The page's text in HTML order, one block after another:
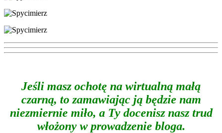
Jeśli masz ochotę na wirtualną małą
czarną, to zamawiając ją będzie nam
niezmiernie miło, a Ty docenisz nasz trud
włożony w prowadzenie bloga.